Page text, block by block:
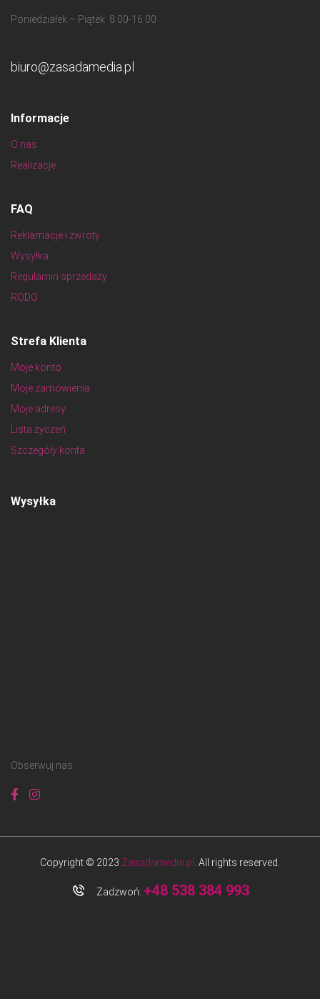
Poniedziałek – Piątek: 8:00-16:00
biuro@zasadamedia.pl
Informacje
O nas
Realizacje
FAQ
Reklamacje i zwroty
Wysyłka
Regulamin sprzedaży
RODO
Strefa Klienta
Moje konto
Moje zamówienia
Moje adresy
Lista życzeń
Szczegóły konta
Wysyłka
Obserwuj nas
Copyright © 2023 Zasadamedia.pl . All rights reserved.
Zadzwoń: +48 538 384 993